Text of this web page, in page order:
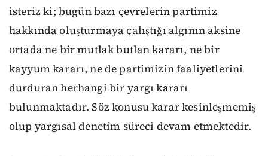
isteriz ki; bugün bazı çevrelerin partimiz
hakkında oluşturmaya çalıştığı algının aksine
ortada ne bir mutlak butlan kararı, ne bir
kayyum kararı, ne de partimizin faaliyetlerini
durduran herhangi bir yargı kararı
bulunmaktadır. Söz konusu karar kesinleşmemiş
olup yargısal denetim süreci devam etmektedir.